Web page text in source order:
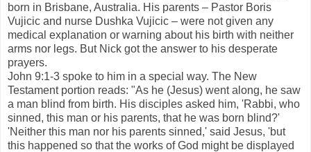
born in Brisbane, Australia. His parents – Pastor Boris
Vujicic and nurse Dushka Vujicic – were not given any
medical explanation or warning about his birth with neither
arms nor legs. But Nick got the answer to his desperate
prayers.
John 9:1-3 spoke to him in a special way. The New
Testament portion reads: "As he (Jesus) went along, he saw
a man blind from birth. His disciples asked him, 'Rabbi, who
sinned, this man or his parents, that he was born blind?'
'Neither this man nor his parents sinned,' said Jesus, 'but
this happened so that the works of God might be displayed